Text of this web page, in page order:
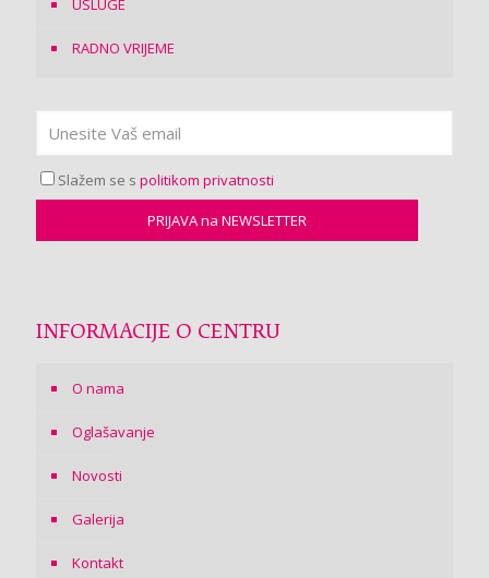
USLUGE
RADNO VRIJEME
Slažem se s politikom privatnosti
INFORMACIJE O CENTRU
O nama
Oglašavanje
Novosti
Galerija
Kontakt